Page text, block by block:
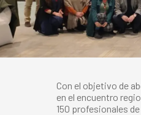
Con el objetivo de
en el encuentro
150 profesionales